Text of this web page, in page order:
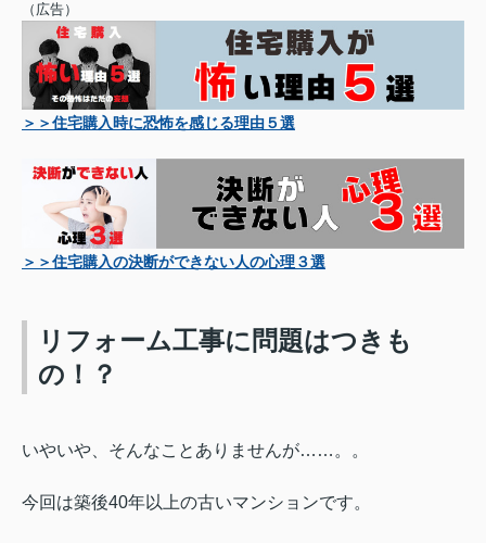
（広告）
＞＞住宅購入時に恐怖を感じる理由５選
＞＞住宅購入の決断ができない人の心理３選
リフォーム工事に問題はつきも
の！？
いやいや、そんなことありませんが……。。
今回は築後40年以上の古いマンションです。